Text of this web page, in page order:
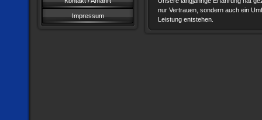
Impressum
nur Vertrauen, sondern auch ein
Leistung entstehen.